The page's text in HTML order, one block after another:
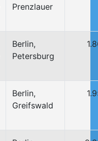
Prenzlauer
Berlin,
Petersburg
Berlin,
Greifswald